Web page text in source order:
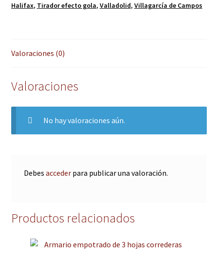
Halifax, Tirador efecto gola, Valladolid, Villagarcía de Campos
Valoraciones (0)
Valoraciones
No hay valoraciones aún.
Debes accederpara publicar una valoración.
Productos relacionados